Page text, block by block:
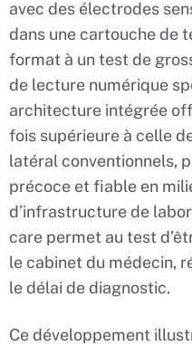
avec des électrodes
dans une cartouche de
format à un test de
de lecture numérique
architecture intégrée
fois supérieure à celle
latéral conventionnels,
précoce et fiable en
d’infrastructure de
care permet au test
le cabinet du médecin,
le délai de diagnostic.
Ce développement